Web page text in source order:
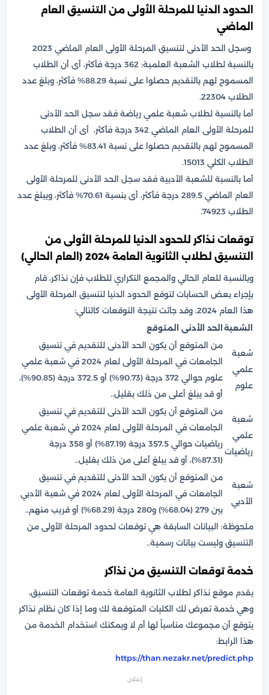
الحدود الدنيا للمرحلة الأولى من التنسيق العام
الماضي
وسجل الحد الأدنى لتنسيق المرحلة الأولى العام الماضي 2023
بالنسبة لطلاب الشعبة العلمية: 362 درجة فأكثر، أى أن الطلاب
المسموح لهم بالتقديم حصلوا على نسبة 88.29% فأكثر، وبلغ عدد
الطلاب 22304.
أما بالنسبة لطلاب شعبة علمي رياضة فقد سجل الحد الأدنى
للمرحلة الأولى العام الماضي 342 درجة فأكثر، أى أن الطلاب
المسموح لهم بالتقديم حصلوا على نسبة 83.41% فأكثر، وبلغ عدد
الطلاب الكلي 15013.
أما بالنسبة للشعبة الأدبية فقد سجل الحد الأدنى للمرحلة الأولى
العام الماضي 289.5 درجة فأكثر، أى بنسبة 70.61% فأكثر، ويبلغ عدد
الطلاب 74923.
توقعات نذاكر للحدود الدنيا للمرحلة الأولى من
التنسيق لطلاب الثانوية العامة 2024 (العام الحالي)
وبالنسبة للعام الحالي والمجمع التكراري للطلاب فإن نذاكر، قام
بإجراء بعض الحسابات لتوقع الحدود الدنيا لتنسيق المرحلة الأولى
هذا العام 2024، وقد جائت نتيجة التوقعات كالتالي:
الشعبة الحد الأدنى المتوقع
شعبة
علمي
علوم
من المتوقع أن يكون الحد الأدنى للتقديم في تنسيق
الجامعات في المرحلة الأولى لعام 2024 في شعبة علمي
علوم حوالي 372 درجة (90.73%) أو 372.5 درجة (90.85%)،
أو قد يبلغ أعلى من ذلك بقليل..
شعبة
علمي
رياضيات
من المتوقع أن يكون الحد الأدنى للتقديم في تنسيق
الجامعات في المرحلة الأولى لعام 2024 في شعبة علمي
رياضيات حوالي 357.5 درجة (87.19%) أو 358 درجة
(87.31%)، أو قد يبلغ أعلى من ذلك بقليل..
شعبة
الأدبي
من المتوقع أن يكون الحد الأدنى للتقديم في تنسيق
الجامعات في المرحلة الأولى لعام 2024 في شعبة الأدبي
بين 279 (68.04%) و280 درجة (68.29%) أو قريب منهم..
ملحوظة: البيانات السابقة هي توقعات لحدود المرحلة الأولى من
التنسيق وليست بيانات رسمية..
خدمة توقعات التنسيق من نذاكر
يقدم موقع نذاكر لطلاب الثانوية العامة خدمة توقعات التنسيق،
وهي خدمة تعرض لك الكليات المتوقعة لك وما إذا كان نظام نذاكر
يتوقع أن مجموعك مناسباً لها أم لا ويمكنك استخدام الخدمة من
هذا الرابط:
https://than.nezakr.net/predict.php
إعلان